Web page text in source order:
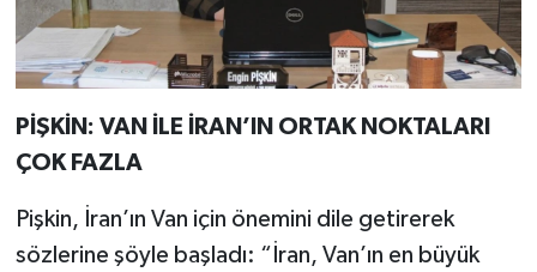
PİŞKİN: VAN İLE İRAN’IN ORTAK NOKTALARI
ÇOK FAZLA
Pişkin, İran’ın Van için önemini dile getirerek
sözlerine şöyle başladı: “İran, Van’ın en büyük